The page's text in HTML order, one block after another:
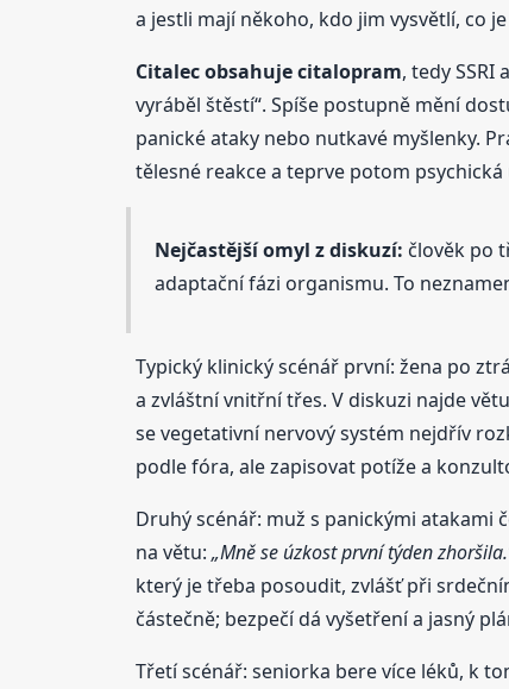
a jestli mají někoho, kdo jim vysvětlí, co
Citalec obsahuje citalopram, tedy
vyráběl štěstí“. Spíše postupně mění
panické ataky nebo nutkavé myšlenky.
tělesné reakce a teprve potom psychická
Nejčastější omyl z diskuzí: člověk po
adaptační fázi organismu. To
Typický klinický scénář první: žena po
a zvláštní vnitřní třes. V diskuzi najde
se vegetativní nervový systém nejdřív
podle fóra, ale zapisovat potíže a
Druhý scénář: muž s panickými atakami
na větu: „Mně se úzkost první týden
který je třeba posoudit, zvlášť při
částečně; bezpečí dá vyšetření a jasný
Třetí scénář: seniorka bere více léků, k